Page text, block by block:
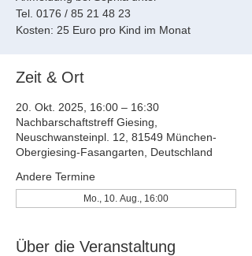
Tel. 0176 / 85 21 48 23
Kosten: 25 Euro pro Kind im Monat
Zeit & Ort
20. Okt. 2025, 16:00 – 16:30
Nachbarschaftstreff Giesing,
Neuschwansteinpl. 12, 81549 München-
Obergiesing-Fasangarten, Deutschland
Andere Termine
Mo., 10. Aug., 16:00
Über die Veranstaltung